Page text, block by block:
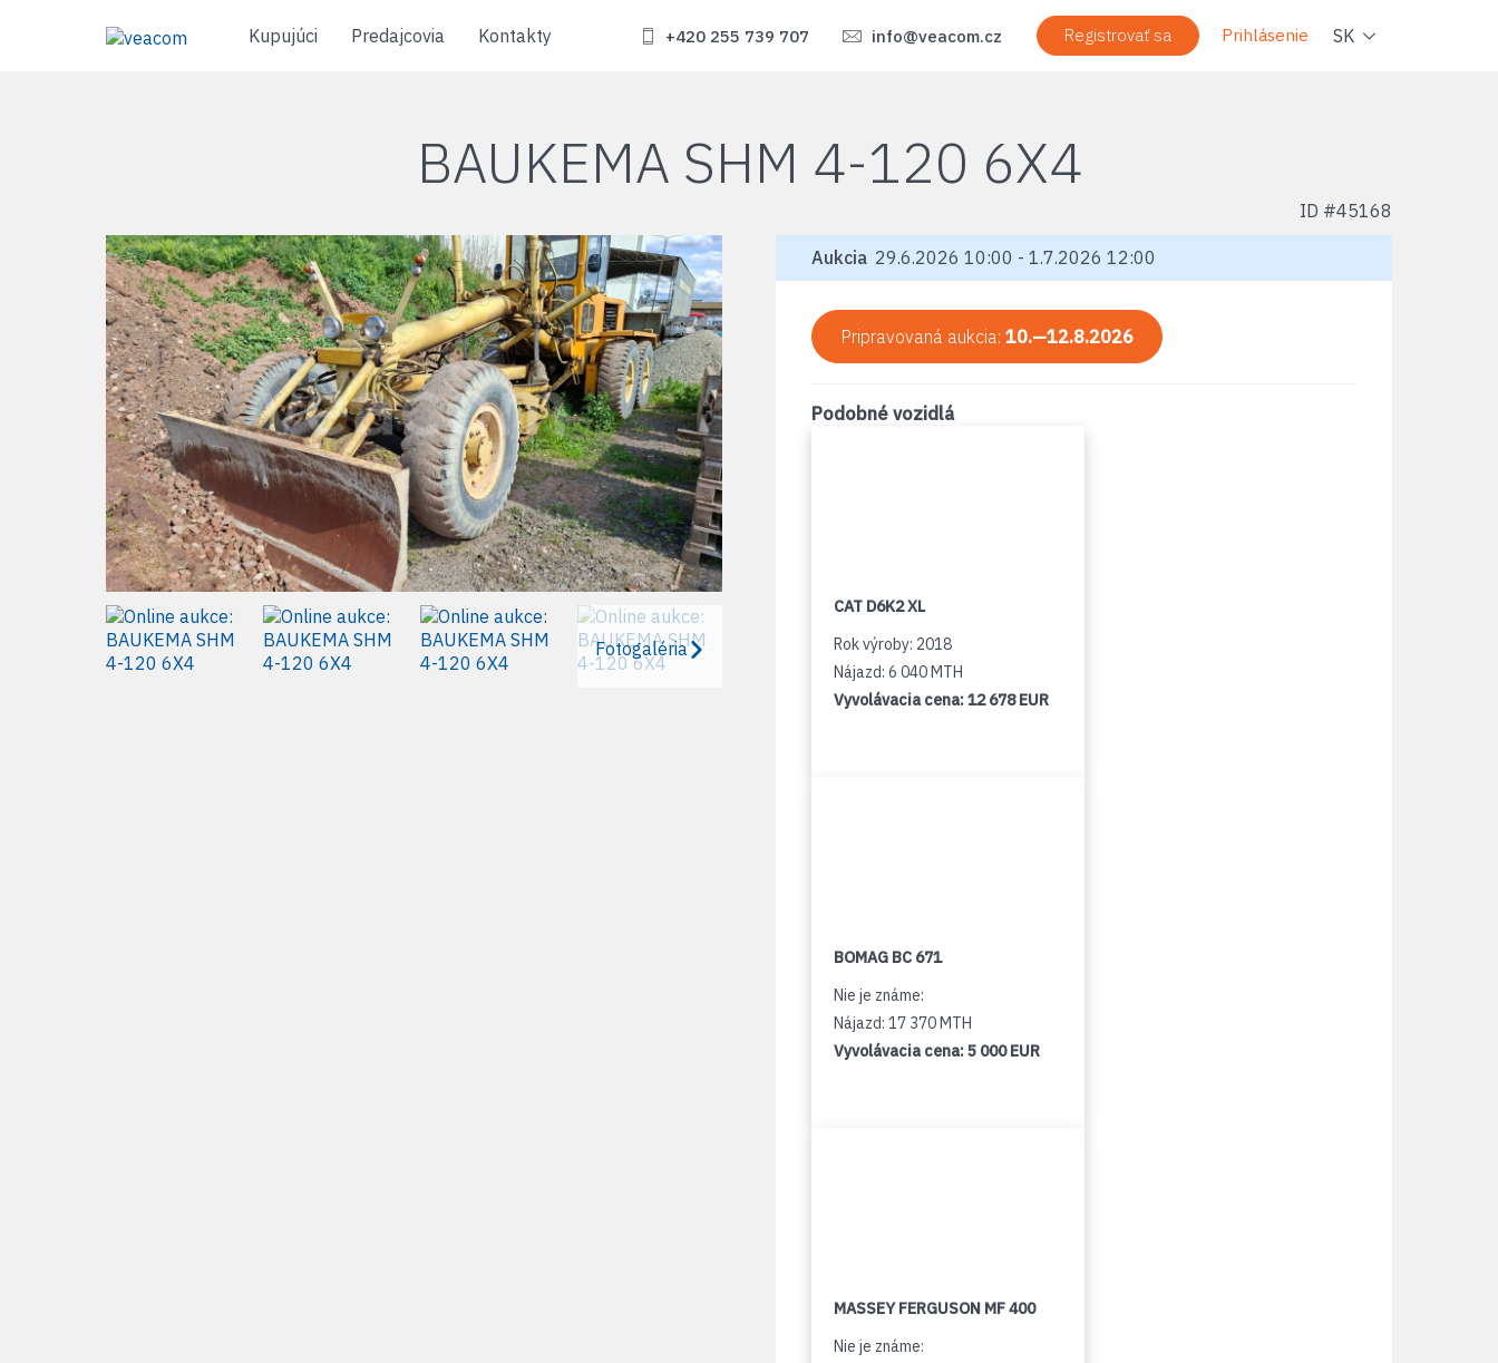
Kupujúci Predajcovia Kontakty Registrovať sa Prihlásenie
+420 255 739 707 info@veacom.cz SK
BAUKEMA SHM 4-120 6X4
ID #45168
Fotogaléria
Aukcia 29.6.2026 10:00 - 1.7.2026 12:00
Pripravovaná aukcia: 10.—12.8.2026
Podobné vozidlá
CAT D6K2 XL
Rok výroby: 2018
Nájazd: 6 040 MTH
Vyvolávacia cena:12 678 EUR
BOMAG BC 671
Nie je známe:
Nájazd: 17 370 MTH
Vyvolávacia cena:5 000 EUR
MASSEY FERGUSON MF 400
Nie je známe: